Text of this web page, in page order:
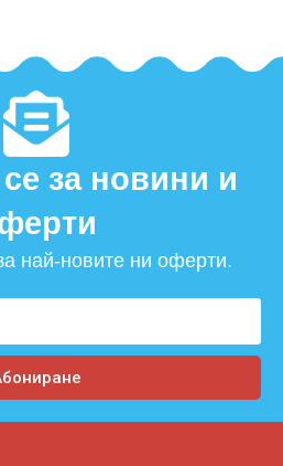
за новини и
най-новите ни оферти.